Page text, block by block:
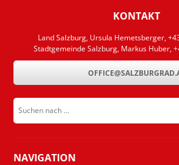
KONTAKT
Land Salzburg, Ursula Hemetsberger,
Stadtgemeinde Salzburg, Markus Huber,
Suchen nach ...
submit
NAVIGATION